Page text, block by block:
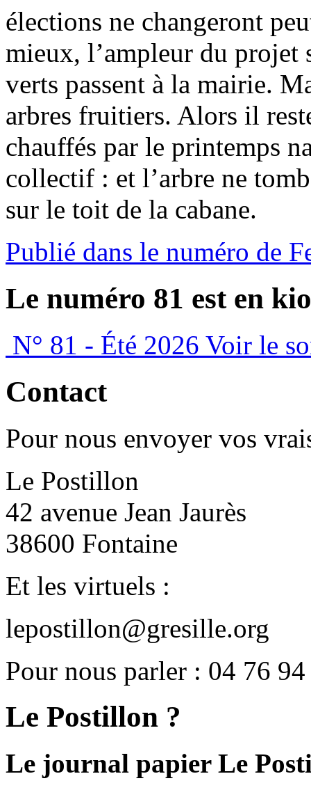
élections ne changeront
mieux, l’ampleur du projet
verts passent à la mairie.
arbres fruitiers. Alors il
chauffés par le printemps
collectif : et l’arbre ne
sur le toit de la cabane.
Publié dans le numéro de
Le numéro 81 est en
N° 81 - Été 2026 Voir le
Contact
Pour nous envoyer vos
Le Postillon
42 avenue Jean Jaurès
38600 Fontaine
Et les virtuels :
lepostillon@gresille.org
Pour nous parler : 04 76
Le Postillon ?
Le journal papier Le